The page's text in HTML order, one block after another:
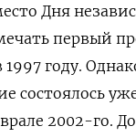
Дня
первый
1997 году.
состоялось
2002-го.